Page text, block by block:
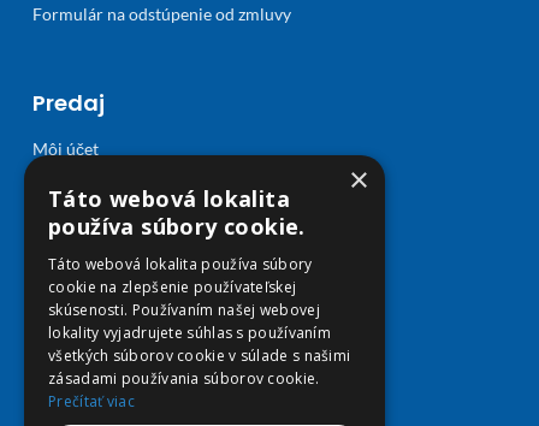
Formulár na odstúpenie od zmluvy
Predaj
Môj účet
Košík
Doprava a platba
×
Táto webová lokalita
používa súbory cookie.
Táto webová lokalita používa súbory
cookie na zlepšenie používateľskej
skúsenosti. Používaním našej webovej
lokality vyjadrujete súhlas s používaním
všetkých súborov cookie v súlade s našimi
zásadami používania súborov cookie.
Prečítať viac